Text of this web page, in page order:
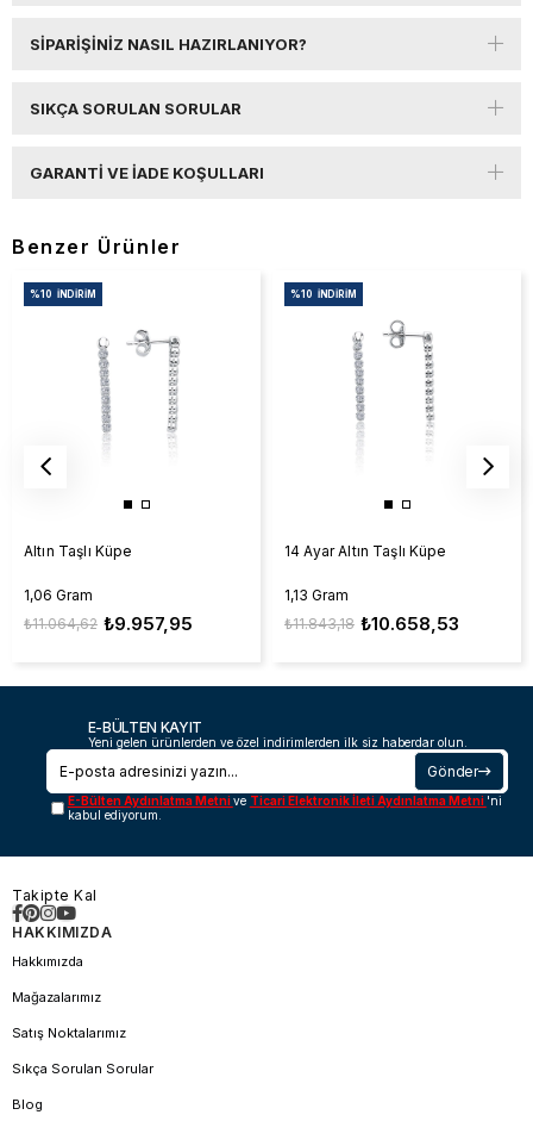
SIPARIŞINIZ NASIL HAZIRLANIYOR?
SIKÇA SORULAN SORULAR
GARANTI VE İADE KOŞULLARI
Benzer Ürünler
Altın Taşlı Küpe
1,06 Gram
₺9.957,95
₺11.064,62
%10 İNDIRIM
14 Ayar Altın Taşlı Küpe
1,13 Gram
₺10.658,53
₺11.843,18
%10 İNDIRIM
E-BÜLTEN KAYIT
Yeni gelen ürünlerden ve özel indirimlerden ilk siz haberdar olun.
Gönder
E-Bülten Aydınlatma Metnive Ticari Elektronik İleti Aydınlatma Metni 'ni
kabul ediyorum.
Takipte Kal
HAKKIMIZDA
Hakkımızda
Mağazalarımız
Satış Noktalarımız
Sıkça Sorulan Sorular
Blog